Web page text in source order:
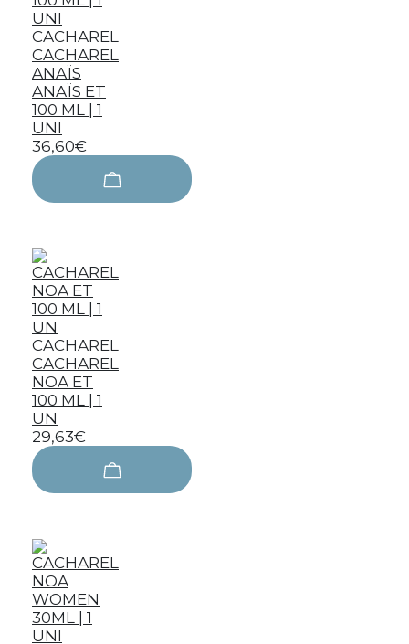
CACHAREL
CACHAREL
ANAÏS
ANAÏS ET
100 ML | 1
UNI
36,60€
CACHAREL
CACHAREL
NOA ET
100 ML | 1
UN
29,63€